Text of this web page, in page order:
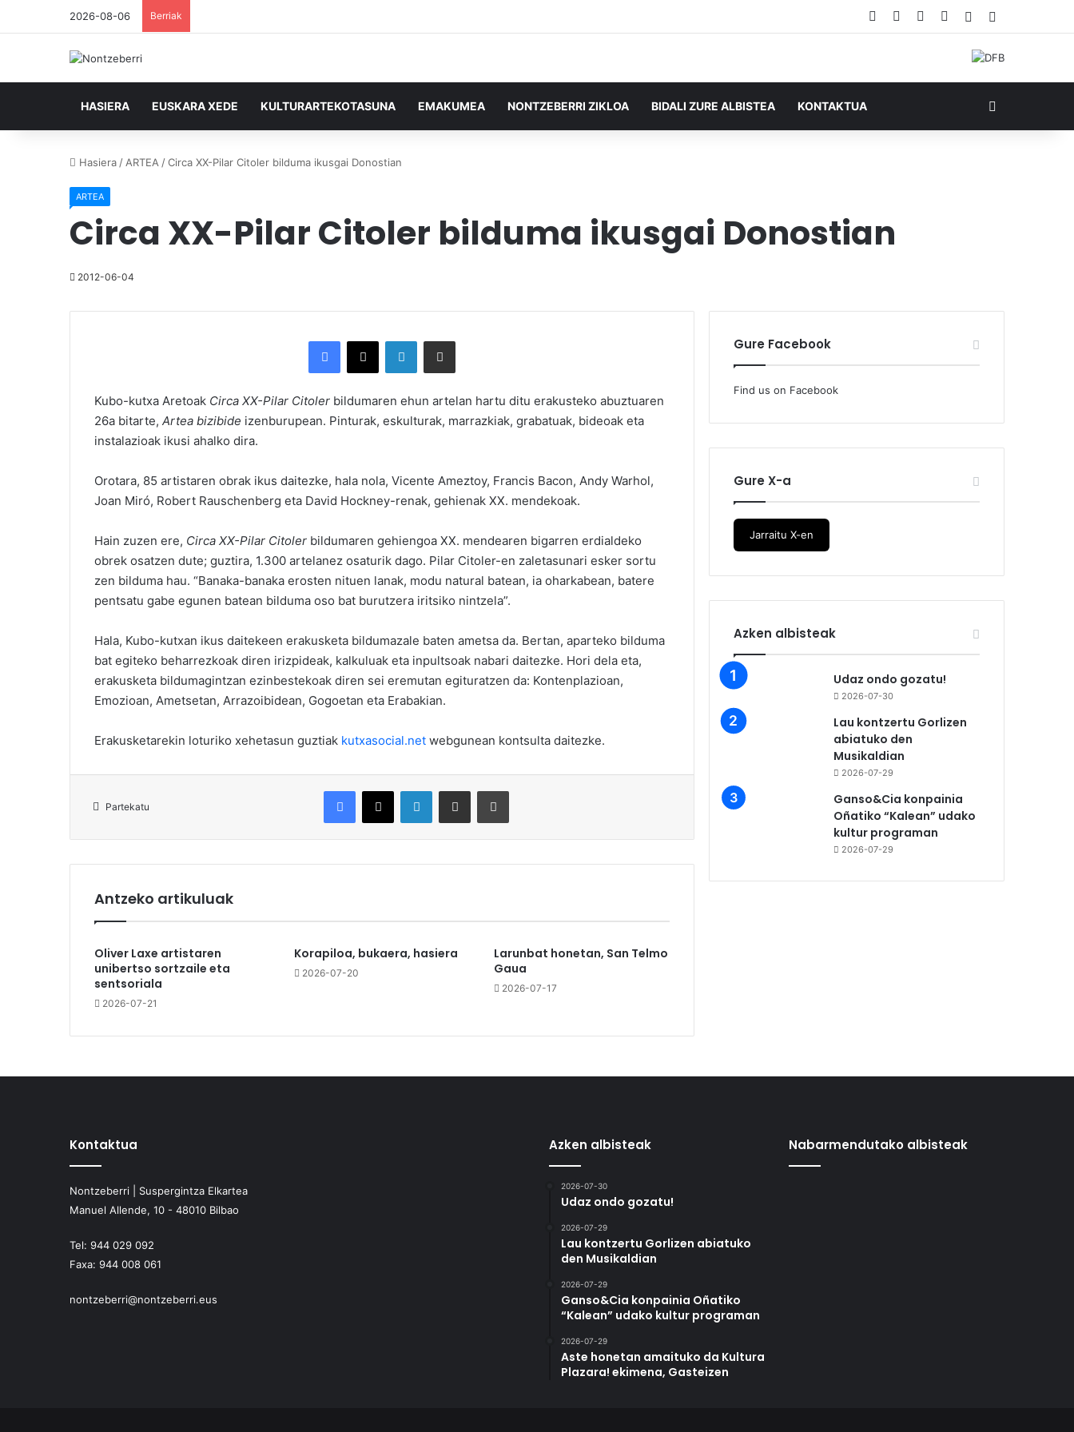
2026-08-06 Berriak Facebook YouTube
RSS Ausazko
HASIERA EUSKARA XEDE KULTURARTEKOTASUNA EMAKUMEA NONTZEBERRI ZIKLOA BIDALI ZURE ALBISTEA KONTAKTUA
Hasiera / ARTEA /Circa XX-Pilar Citoler bilduma ikusgai Donostian
ARTEA
Circa XX-Pilar Citoler bilduma ikusgai Donostian
2012-06-04
Kubo-kutxa Aretoak Circa XX-Pilar Citoler bildumaren ehun artelan hartu ditu erakusteko abuztuaren
26a bitarte, Artea bizibide izenburupean. Pinturak, eskulturak, marrazkiak, grabatuak, bideoak eta
instalazioak ikusi ahalko dira.
Orotara, 85 artistaren obrak ikus daitezke, hala nola, Vicente Ameztoy, Francis Bacon, Andy Warhol,
Joan Miró, Robert Rauschenberg eta David Hockney-renak, gehienak XX. mendekoak.
Hain zuzen ere, Circa XX-Pilar Citoler bildumaren gehiengoa XX. mendearen bigarren erdialdeko
obrek osatzen dute; guztira, 1.300 artelanez osaturik dago. Pilar Citoler-en zaletasunari esker sortu
zen bilduma hau. “Banaka-banaka erosten nituen lanak, modu natural batean, ia oharkabean, batere
pentsatu gabe egunen batean bilduma oso bat burutzera iritsiko nintzela”.
Hala, Kubo-kutxan ikus daitekeen erakusketa bildumazale baten ametsa da. Bertan, aparteko bilduma
bat egiteko beharrezkoak diren irizpideak, kalkuluak eta inpultsoak nabari daitezke. Hori dela eta,
erakusketa bildumagintzan ezinbestekoak diren sei eremutan egituratzen da: Kontenplazioan,
Emozioan, Ametsetan, Arrazoibidean, Gogoetan eta Erabakian.
Erakusketarekin loturiko xehetasun guztiak kutxasocial.net webgunean kontsulta daitezke.
Partekatu
Antzeko artikuluak
Oliver Laxe artistaren
unibertso sortzaile eta
sentsoriala
2026-07-21
Korapiloa, bukaera, hasiera
2026-07-20
Larunbat honetan, San Telmo
Gaua
2026-07-17
Gure Facebook
Find us on Facebook
Gure X-a
Jarraitu X-en
Azken albisteak
Udaz ondo gozatu!
2026-07-30
Lau kontzertu Gorlizen
abiatuko den
Musikaldian
2026-07-29
Ganso&Cia konpainia
Oñatiko “Kalean” udako
kultur programan
2026-07-29
Kontaktua
Nontzeberri | Suspergintza Elkartea
Manuel Allende, 10 - 48010 Bilbao
Tel: 944 029 092
Faxa: 944 008 061
nontzeberri@nontzeberri.eus
Azken albisteak
2026-07-30
Udaz ondo gozatu!
2026-07-29
Lau kontzertu Gorlizen abiatuko
den Musikaldian
2026-07-29
Ganso&Cia konpainia Oñatiko
“Kalean” udako kultur programan
2026-07-29
Aste honetan amaituko da Kultura
Plazara! ekimena, Gasteizen
Nabarmendutako albisteak